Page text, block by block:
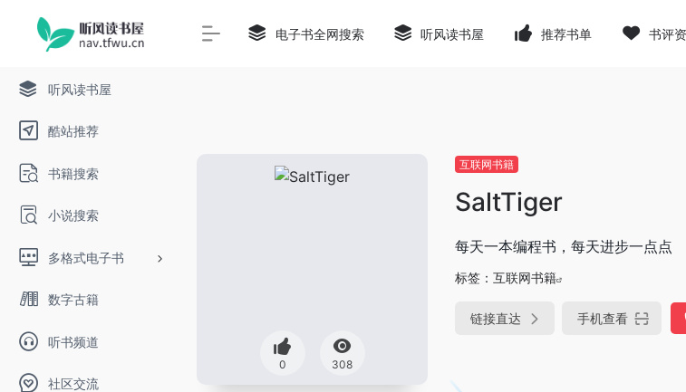
听风读书屋
酷站推荐
书籍搜索
小说搜索
多格式电子书
数字古籍
听书频道
社区交流
电子书全网搜索 听风读书屋 推荐书单 书评
0 308
互联网书籍
SaltTiger
每天一本编程书，每天进步一点点
标签： 互联网书籍
链接直达 手机查看